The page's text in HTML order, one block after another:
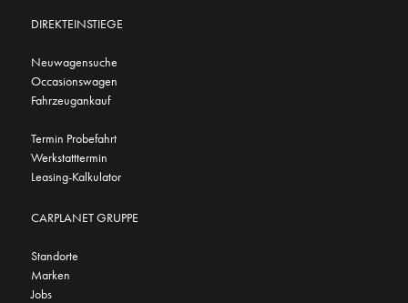
DIREKTEINSTIEGE
Neuwagensuche
Occasionswagen
Fahrzeugankauf
Termin Probefahrt
Werkstatttermin
Leasing-Kalkulator
CARPLANET GRUPPE
Standorte
Marken
Jobs